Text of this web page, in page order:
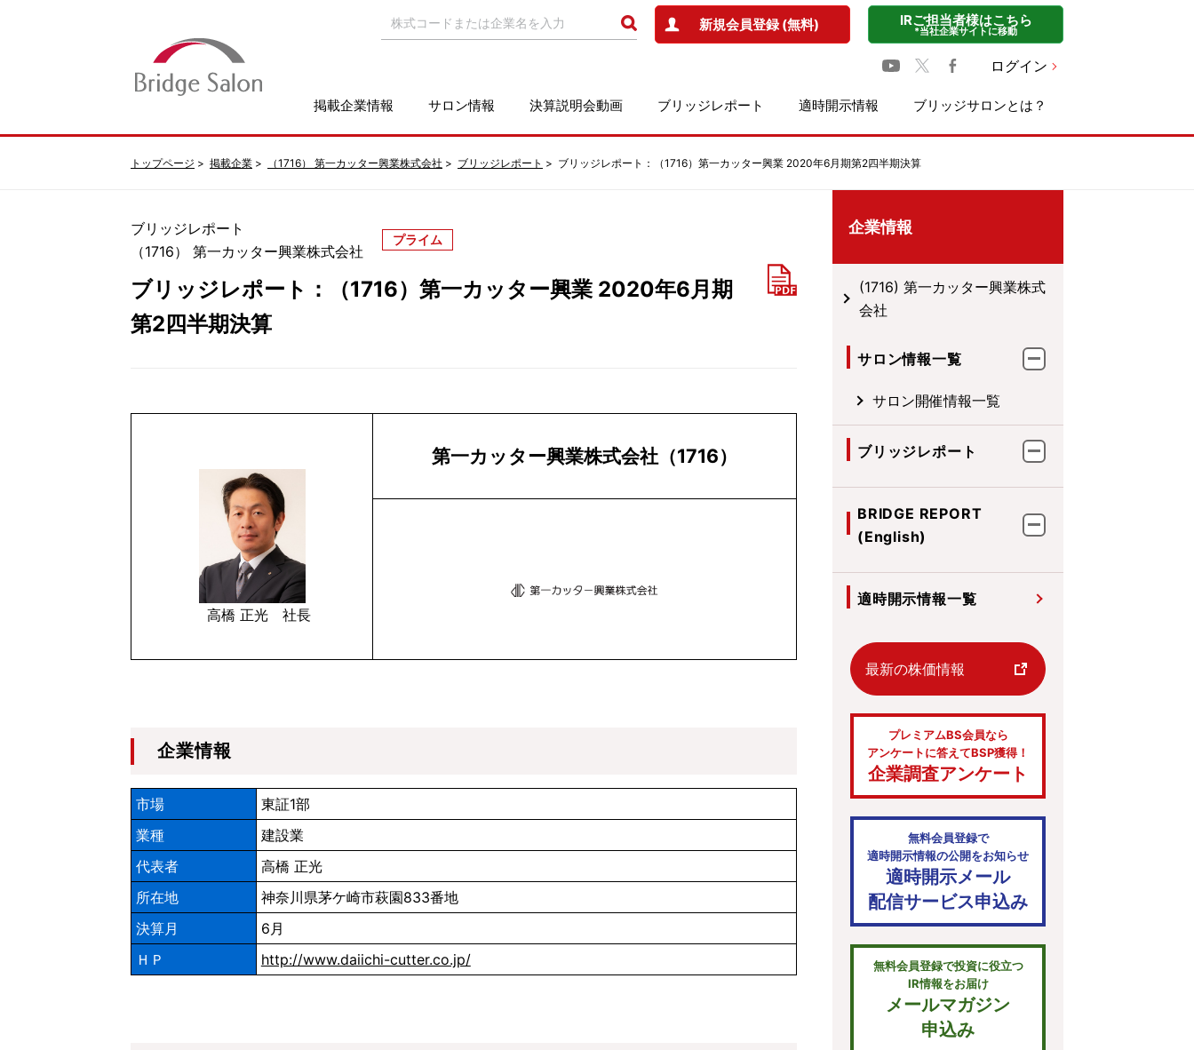
新規会員登録 (無料) IRご担当者様はこちら
*当社企業サイトに移動
ログイン
掲載企業情報 サロン情報 決算説明会動画 ブリッジレポート 適時開示情報 ブリッジサロンとは？
トップページ 掲載企業 （1716） 第一カッター興業株式会社 ブリッジレポート ブリッジレポート：（1716）第一カッター興業 2020年6月期第2四半期決算
ブリッジレポート
（1716） 第一カッター興業株式会社
プライム
ブリッジレポート：（1716）第一カッター興業 2020年6月期
第2四半期決算
高橋 正光 社長
第一カッター興業株式会社（1716）
企業情報
市場
東証1部
業種
建設業
代表者
高橋 正光
所在地
神奈川県茅ケ崎市萩園833番地
決算月
6月
ＨＰ
http://www.daiichi-cutter.co.jp/
企業情報
(1716) 第一カッター興業株式
会社
サロン情報一覧
サロン開催情報一覧
ブリッジレポート
BRIDGE REPORT
(English)
適時開示情報一覧
最新の株価情報
プレミアムBS会員なら
アンケートに答えてBSP獲得！
企業調査アンケート
無料会員登録で
適時開示情報の公開をお知らせ
適時開示メール
配信サービス申込み
無料会員登録で投資に役立つ
IR情報をお届け
メールマガジン
申込み